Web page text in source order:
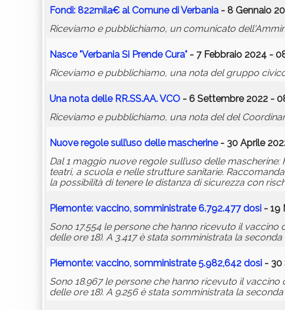
Fondi: 822mila€ al Comune di Verbania - 8 Gennaio
Riceviamo e pubblichiamo, un comunicato
Nasce "Verbania Si Prende Cura" - 7 Febbraio 2024 -
Riceviamo e pubblichiamo, una nota del gruppo
Una nota delle RR.SS.AA. VCO - 6 Settembre 2022 -
Riceviamo e pubblichiamo, una nota del del
Nuove regole sull’uso delle mascherine- 30 Aprile
Dal 1 maggio nuove regole sull’uso delle
teatri, a scuola e nelle strutture sanitarie.
la possibilità di tenere le distanza di sicurezza con
Piemonte: vaccino, somministrate 6.792.477 dosi - 19
Sono 17.554 le persone che hanno ricevuto il vaccino
delle ore 18). A 3.417 è stata somministrata la
Piemonte: vaccino, somministrate 5.982,642 dosi - 30
Sono 18.967 le persone che hanno ricevuto il
delle ore 18). A 9.256 è stata somministrata la